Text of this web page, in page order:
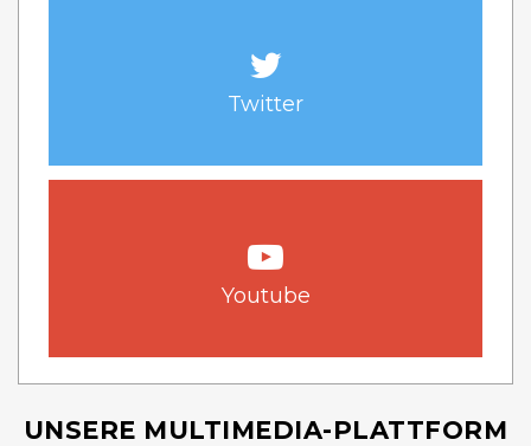
Twitter
Youtube
UNSERE MULTIMEDIA-PLATTFORM